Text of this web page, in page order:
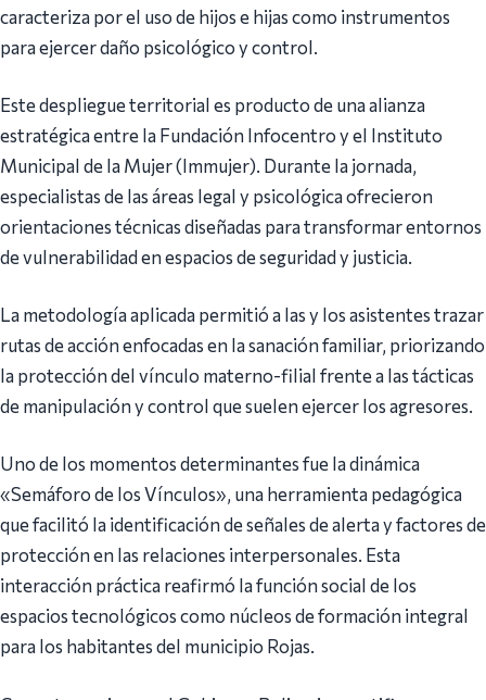
caracteriza por el uso de hijos e hijas como instrumentos
para ejercer daño psicológico y control.
Este despliegue territorial es producto de una alianza
estratégica entre la Fundación Infocentro y el Instituto
Municipal de la Mujer (Immujer). Durante la jornada,
especialistas de las áreas legal y psicológica ofrecieron
orientaciones técnicas diseñadas para transformar entornos
de vulnerabilidad en espacios de seguridad y justicia.
La metodología aplicada permitió a las y los asistentes trazar
rutas de acción enfocadas en la sanación familiar, priorizando
la protección del vínculo materno-filial frente a las tácticas
de manipulación y control que suelen ejercer los agresores.
Uno de los momentos determinantes fue la dinámica
«Semáforo de los Vínculos», una herramienta pedagógica
que facilitó la identificación de señales de alerta y factores de
protección en las relaciones interpersonales. Esta
interacción práctica reafirmó la función social de los
espacios tecnológicos como núcleos de formación integral
para los habitantes del municipio Rojas.